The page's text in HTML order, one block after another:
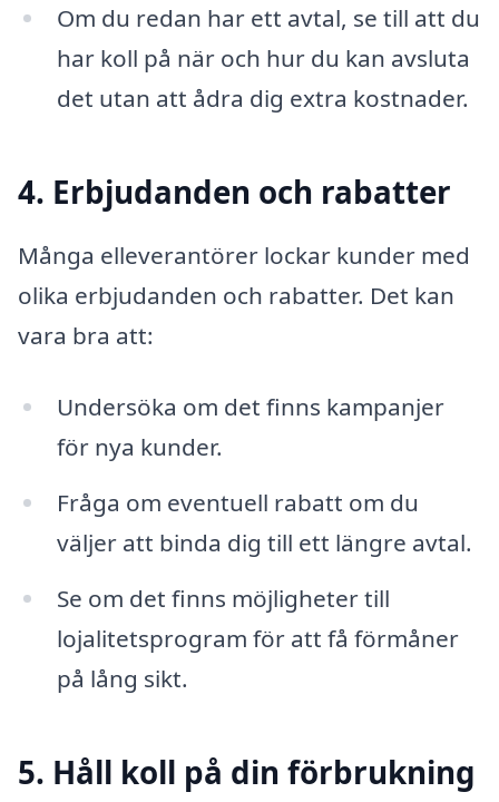
Om du redan har ett avtal, se till att du
har koll på när och hur du kan avsluta
det utan att ådra dig extra kostnader.
4. Erbjudanden och rabatter
Många elleverantörer lockar kunder med
olika erbjudanden och rabatter. Det kan
vara bra att:
Undersöka om det finns kampanjer
för nya kunder.
Fråga om eventuell rabatt om du
väljer att binda dig till ett längre avtal.
Se om det finns möjligheter till
lojalitetsprogram för att få förmåner
på lång sikt.
5. Håll koll på din förbrukning